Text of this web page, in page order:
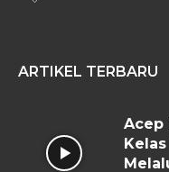
ARTIKEL TERBARU
Acep